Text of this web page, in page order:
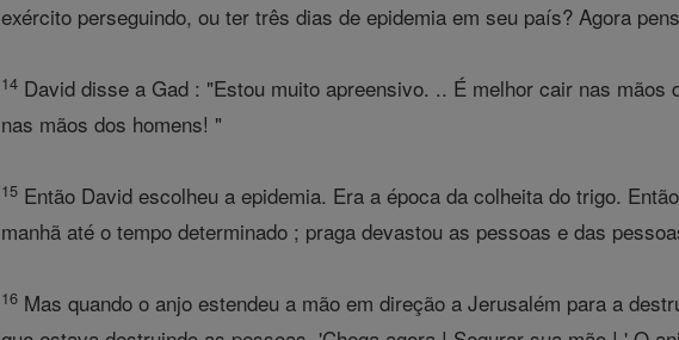
exército perseguindo, ou ter três dias de epidemia em seu país? Agora
14 David disse a Gad : "Estou muito apreensivo. .. É melhor cair nas
nas mãos dos homens! "
15 Então David escolheu a epidemia. Era a época da colheita do trigo.
manhã até o tempo determinado ; praga devastou as pessoas e das
16 Mas quando o anjo estendeu a mão em direção a Jerusalém para a